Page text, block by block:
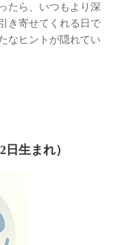
たら、いつもより深
き寄せてくれる日で
なヒントが隠れてい
生まれ）